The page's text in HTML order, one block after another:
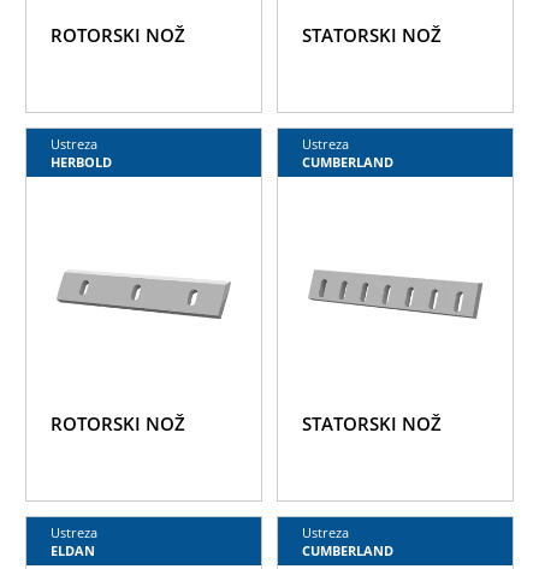
ROTORSKI NOŽ STATORSKI NOŽ
Ustreza
HERBOLD
ROTORSKI NOŽ
Ustreza
CUMBERLAND
STATORSKI NOŽ
Ustreza
ELDAN
Ustreza
CUMBERLAND